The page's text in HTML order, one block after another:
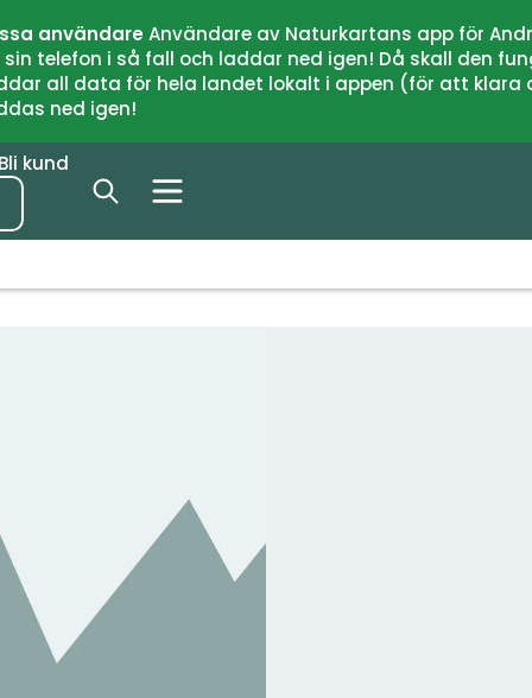
användareAnvändare av Naturkartans app för
telefon i så fall och laddar ned igen! Då skall den
all data för hela landet lokalt i appen (för att
ned igen!
Bli kund